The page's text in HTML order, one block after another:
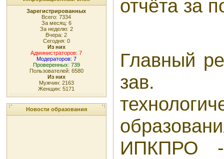
Зарегистрированных
Всего: 7334
За месяц: 6
За неделю: 2
Вчера: 2
Сегодня: 0
Из них
Администраторов: 7
Модераторов: 7
Проверенных: 739
Пользователей: 6580
Из них
Мужчин: 2163
Женщин: 5171
Новости образования
отчёта за
Главный
зав.
ИПКПРО -